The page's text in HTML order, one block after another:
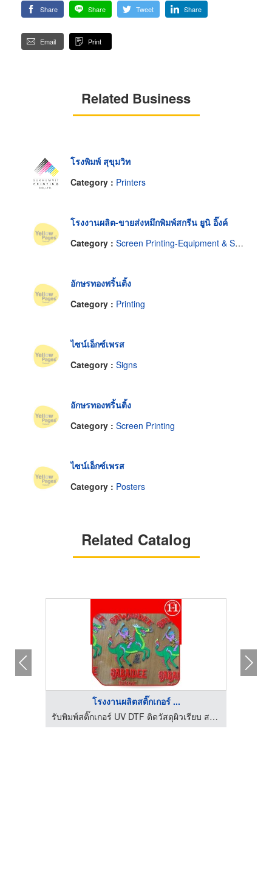
Share Share Tweet Share
Email Print
Related Business
โรงพิมพ์ สุขุมวิท
Category : Printers
โรงงานผลิต-ขายส่งหมึกพิมพ์สกรีน ยูนิ อิ๊งค์
Category : Screen Printing-Equipment & Supplies
อักษรทองพริ้นติ้ง
Category : Printing
ไซน์เอ็กซ์เพรส
Category : Signs
อักษรทองพริ้นติ้ง
Category : Screen Printing
ไซน์เอ็กซ์เพรส
Category : Posters
Related Catalog
โรงงานผลิตสติ๊กเกอร์ ...
รับพิมพ์สติ๊กเกอร์ UV DTF ติดวัสดุผิวเรียบ สกรีนเสื้อรีดร้อน